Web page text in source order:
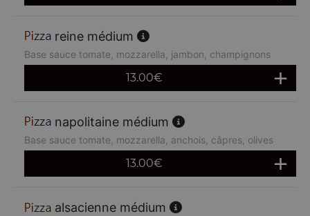
reine médium
Base sauce tomate, mozzarella, jambon, champignons
13.00€
napolitaine médium
Base sauce tomate, mozzarella, anchois, câpres, olives
13.00€
alsacienne médium